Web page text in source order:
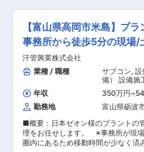
県内に進出して12年、「信頼と実績
客満足度100％を追求しています。
る施工技術力やデザイン力を最大限
れまでにリフォーム実績は70,000件
破。 ◎お客様一人ひとりのニーズや
ん追求し、形にしていくオーダーメ
ームを展開しております。 変更の範囲：会社の定
める業務
管理等を実施 ・現場巡視による工事
技術者及び作業員等の安全管理 ・予
経費の計算／実費の把握） ・工程
率的に進むよう段取り） ・下請け工
■当社について： ◎富山／石川／福
心とした地域に根差した住まいづく
います。 ◎2024年北陸地区リフォー
り上げ実績No.１ ◎長年にわたる施
ザイン力を最大限に発揮し、これま
ム実績は80,000件以上を突破。 ◎お
とりのニーズや理想をとことん追求
いくオーダーメイドのリフォームを
ます。 ◎分業制のため、営業と施工
ており、より専門的に業務を行うこ
す。 変更の範囲：会社の定める業務
【富山県高岡市米島】プ
事務所から徒歩5分の現場/
≫
汗管興業株式会社
業種 / 職種
サブコン, 設
備） 設備施
防災設備）
年収 350万円~
勤務地
富山県砺波
■概要：日本ゼオン様のプラントの
理をお任せします。 ※事務所が現
圏内にあるため移動時間が少なく済みま